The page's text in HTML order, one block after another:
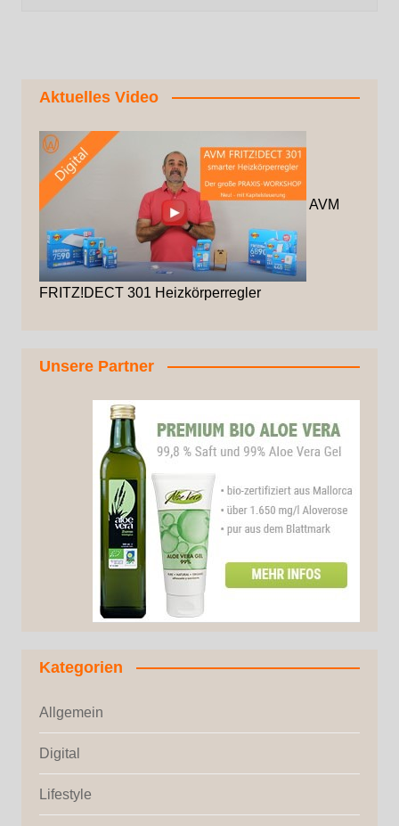
Aktuelles Video
AVM
FRITZ!DECT 301 Heizkörperregler
Unsere Partner
Kategorien
Allgemein
Digital
Lifestyle